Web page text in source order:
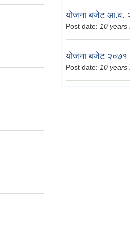
योजना बजेट आ.व.
Post date: 10 years
योजना बजेट
Post date: 10 years